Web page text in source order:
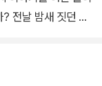
전날 밤새 짓던 종